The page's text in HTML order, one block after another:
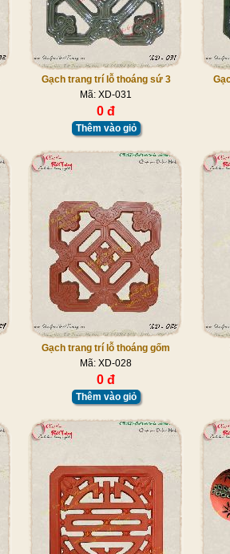
Gạch trang trí lỗ thoáng sứ 3
Mã: XD-031
0 đ
Thêm vào giỏ
Gạch trang trí lỗ thoáng gốm
Mã: XD-028
0 đ
Thêm vào giỏ